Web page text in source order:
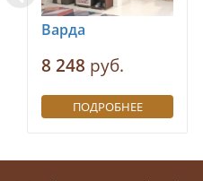
Варда
8 248 руб.
ПОДРОБНЕЕ